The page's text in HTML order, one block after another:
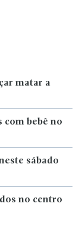
matar a
com bebê no
sábado
no centro